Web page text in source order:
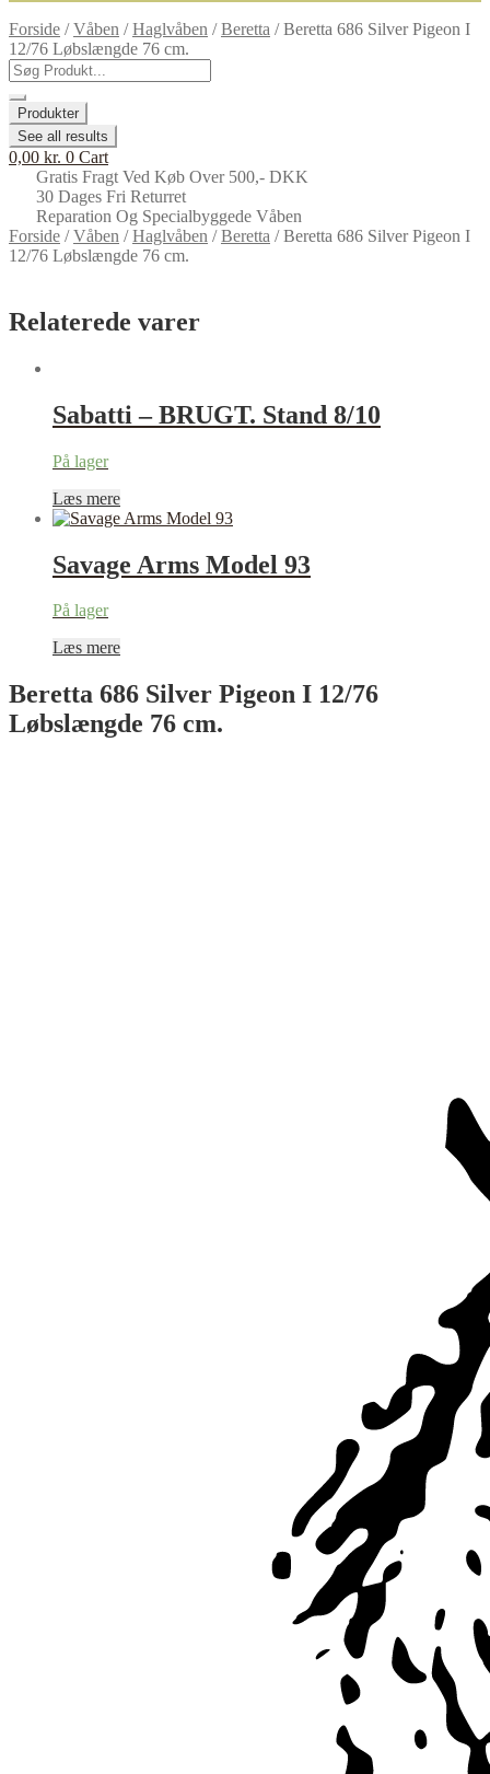
Forside /Våben /Haglvåben /Beretta /Beretta 686 Silver Pigeon I
12/76 Løbslængde 76 cm.
Search
...
Produkter
See all results
0,00 kr. 0 Cart
Gratis Fragt Ved Køb Over 500,- DKK
30 Dages Fri Returret
Reparation Og Specialbyggede Våben
Forside /Våben /Haglvåben /Beretta /Beretta 686 Silver Pigeon I
12/76 Løbslængde 76 cm.
Relaterede varer
Sabatti – BRUGT. Stand 8/10
På lager
Læs mere
Savage Arms Model 93
På lager
Læs mere
Beretta 686 Silver Pigeon I 12/76
Løbslængde 76 cm.